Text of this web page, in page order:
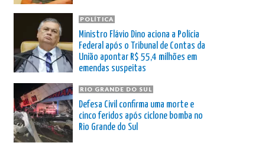
POLÍTICA
Ministro Flávio Dino aciona a Polícia
Federal após o Tribunal de Contas da
União apontar R$ 55,4 milhões em
emendas suspeitas
RIO GRANDE DO SUL
Defesa Civil confirma uma morte e
cinco feridos após ciclone bomba no
Rio Grande do Sul